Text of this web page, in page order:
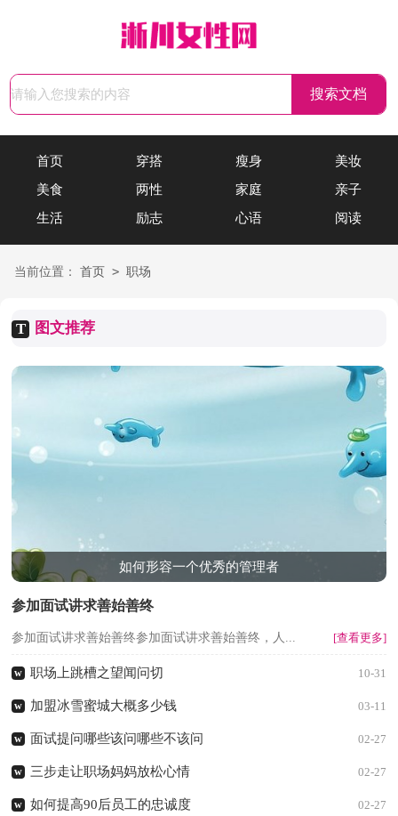
首页 穿搭 瘦身
美妆
美食
两性 家庭
亲子
生活
励志 心语 阅读
当前位置： 首页 > 职场
T 图文推荐
如何形容一个优秀的管理者
参加面试讲求善始善终
参加面试讲求善始善终参加面试讲求善始善终，人... [查看更多]
w 职场上跳槽之望闻问切 10-31
w 加盟冰雪蜜城大概多少钱 03-11
w 面试提问哪些该问哪些不该问 02-27
w 三步走让职场妈妈放松心情 02-27
w 如何提高90后员工的忠诚度 02-27